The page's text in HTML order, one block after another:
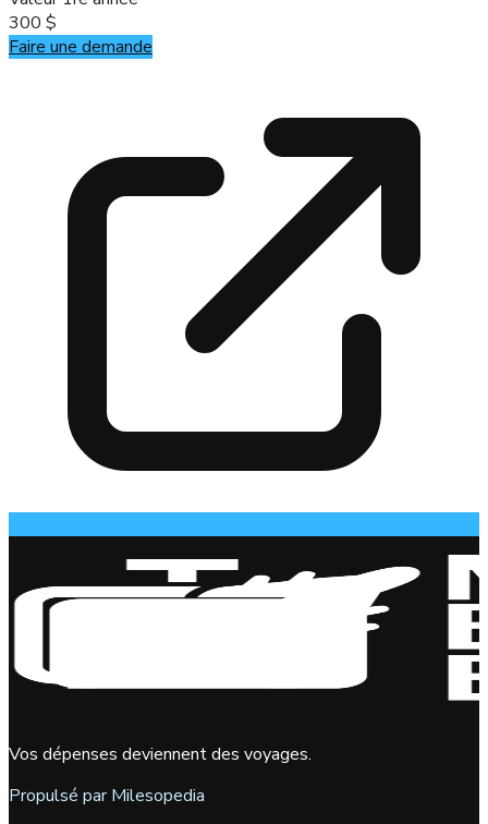
300 $
Faire une demande
Vos dépenses deviennent des voyages.
Propulsé par Milesopedia